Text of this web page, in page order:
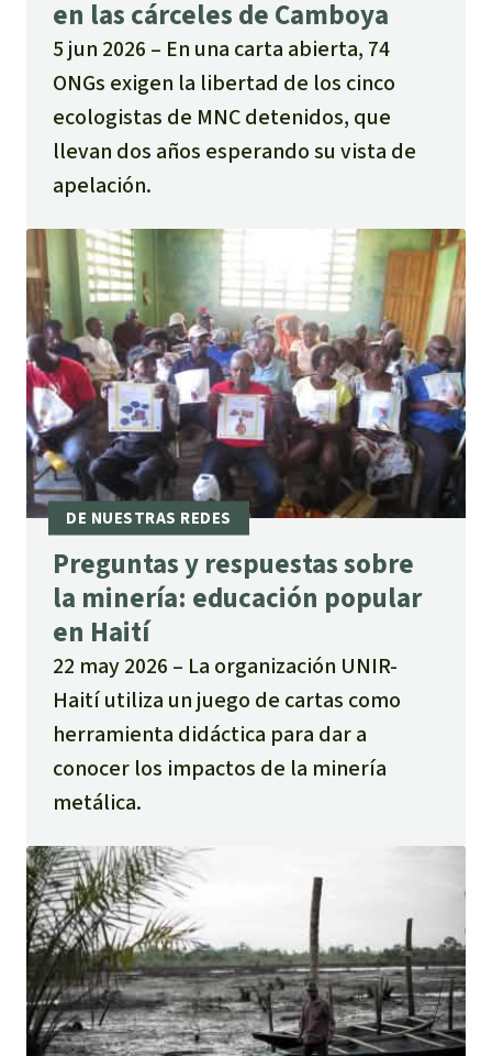
en las cárceles de Camboya
5 jun 2026
En una carta abierta, 74
ONGs exigen la libertad de los cinco
ecologistas de MNC detenidos, que
llevan dos años esperando su vista de
apelación.
Preguntas y respuestas sobre
la minería: educación popular
en Haití
22 may 2026
La organización UNIR-
Haití utiliza un juego de cartas como
herramienta didáctica para dar a
conocer los impactos de la minería
metálica.